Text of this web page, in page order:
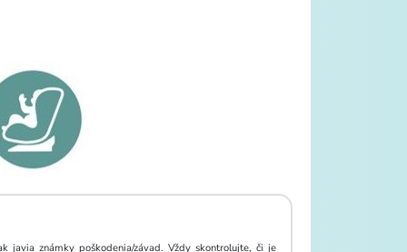
javia známky poškodenia/závad. Vždy skontrolujte, či je